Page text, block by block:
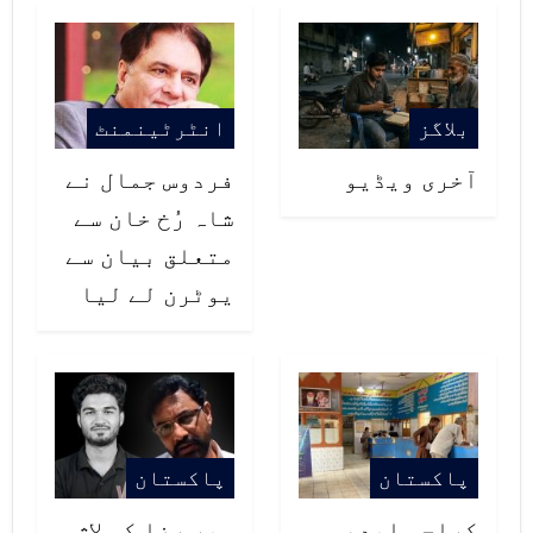
علیزے شاہ نے یہ چونکا دینے والا
انکشاف بھی کیا کہ ان کی اس میوزک
ویڈیو کے لیے تمام مختصر لباس کسی
اور نے نہیں بلکہ خود فلک شبیر کی
اہلیہ سارہ خان نے ڈیزائن اور
اداکارہ نے یہ بھی واضح کیا کہ
سے رومانوی مناظر کو کم کرنے کی
متعدد مرتبہ درخواست کی تھی، لیکن
ان کی التجا کو رد کرتے ہوئے ان سے
بلاگز
آخری ویڈیو
انٹرٹینمنٹ
فردوس جمال نے
شاہ رُخ خان سے
متعلق بیان سے
یوٹرن لے لیا
پاکستان پاکستان